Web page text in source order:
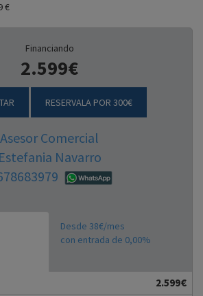
€
Financiando
2.599€
RESERVALA POR 300€
Asesor Comercial
Estefania Navarro
Desde 38€/mes
con entrada de 0,00%
2.599€